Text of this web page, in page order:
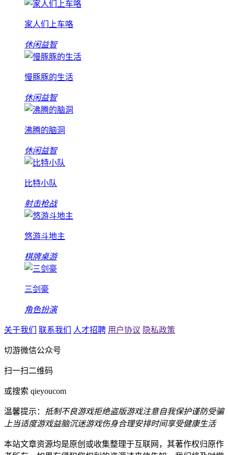
家人们上车咯
休闲益智
慢豚豚的生活
休闲益智
沸腾的脑洞
休闲益智
比特小队
射击枪战
悠游斗地主
棋牌桌游
三剑豪
角色扮演
关于我们 联系我们 人才招聘 用户协议 隐私政策
切游微信公众号
扫一扫二维码
或搜索 qieyoucom
温馨提示： 抵制不良游戏拒绝盗版游戏注意自我保护谨防受骗
上当适度游戏益脑沉迷游戏伤身合理安排时间享受健康生活
本站文章资源均是原创或收集整理于互联网，其著作权归原作